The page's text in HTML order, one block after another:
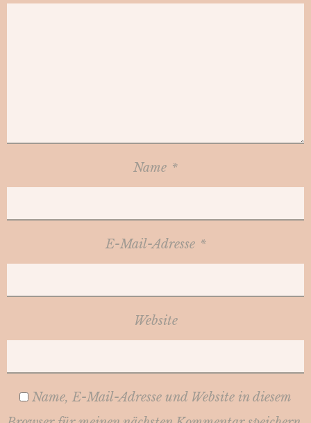
Name *
E-Mail-Adresse *
Website
Name, E-Mail-Adresse und Website in diesem